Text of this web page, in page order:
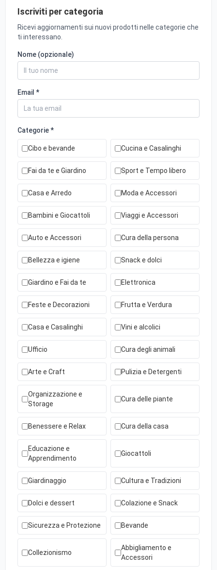
Iscriviti per categoria
Ricevi aggiornamenti sui nuovi prodotti nelle categorie che
ti interessano.
Nome (opzionale)
Email *
Categorie *
Cibo e bevande Cucina e Casalinghi
Fai da te e Giardino Sport e Tempo libero
Casa e Arredo Moda e Accessori
Bambini e Giocattoli Viaggi e Accessori
Auto e Accessori Cura della persona
Bellezza e igiene Snack e dolci
Giardino e Fai da te Elettronica
Feste e Decorazioni Frutta e Verdura
Casa e Casalinghi Vini e alcolici
Ufficio Cura degli animali
Arte e Craft Pulizia e Detergenti
Organizzazione e
Storage
Cura delle piante
Benessere e Relax Cura della casa
Educazione e
Apprendimento
Giocattoli
Giardinaggio Cultura e Tradizioni
Dolci e dessert Colazione e Snack
Sicurezza e Protezione Bevande
Collezionismo
Abbigliamento e
Accessori